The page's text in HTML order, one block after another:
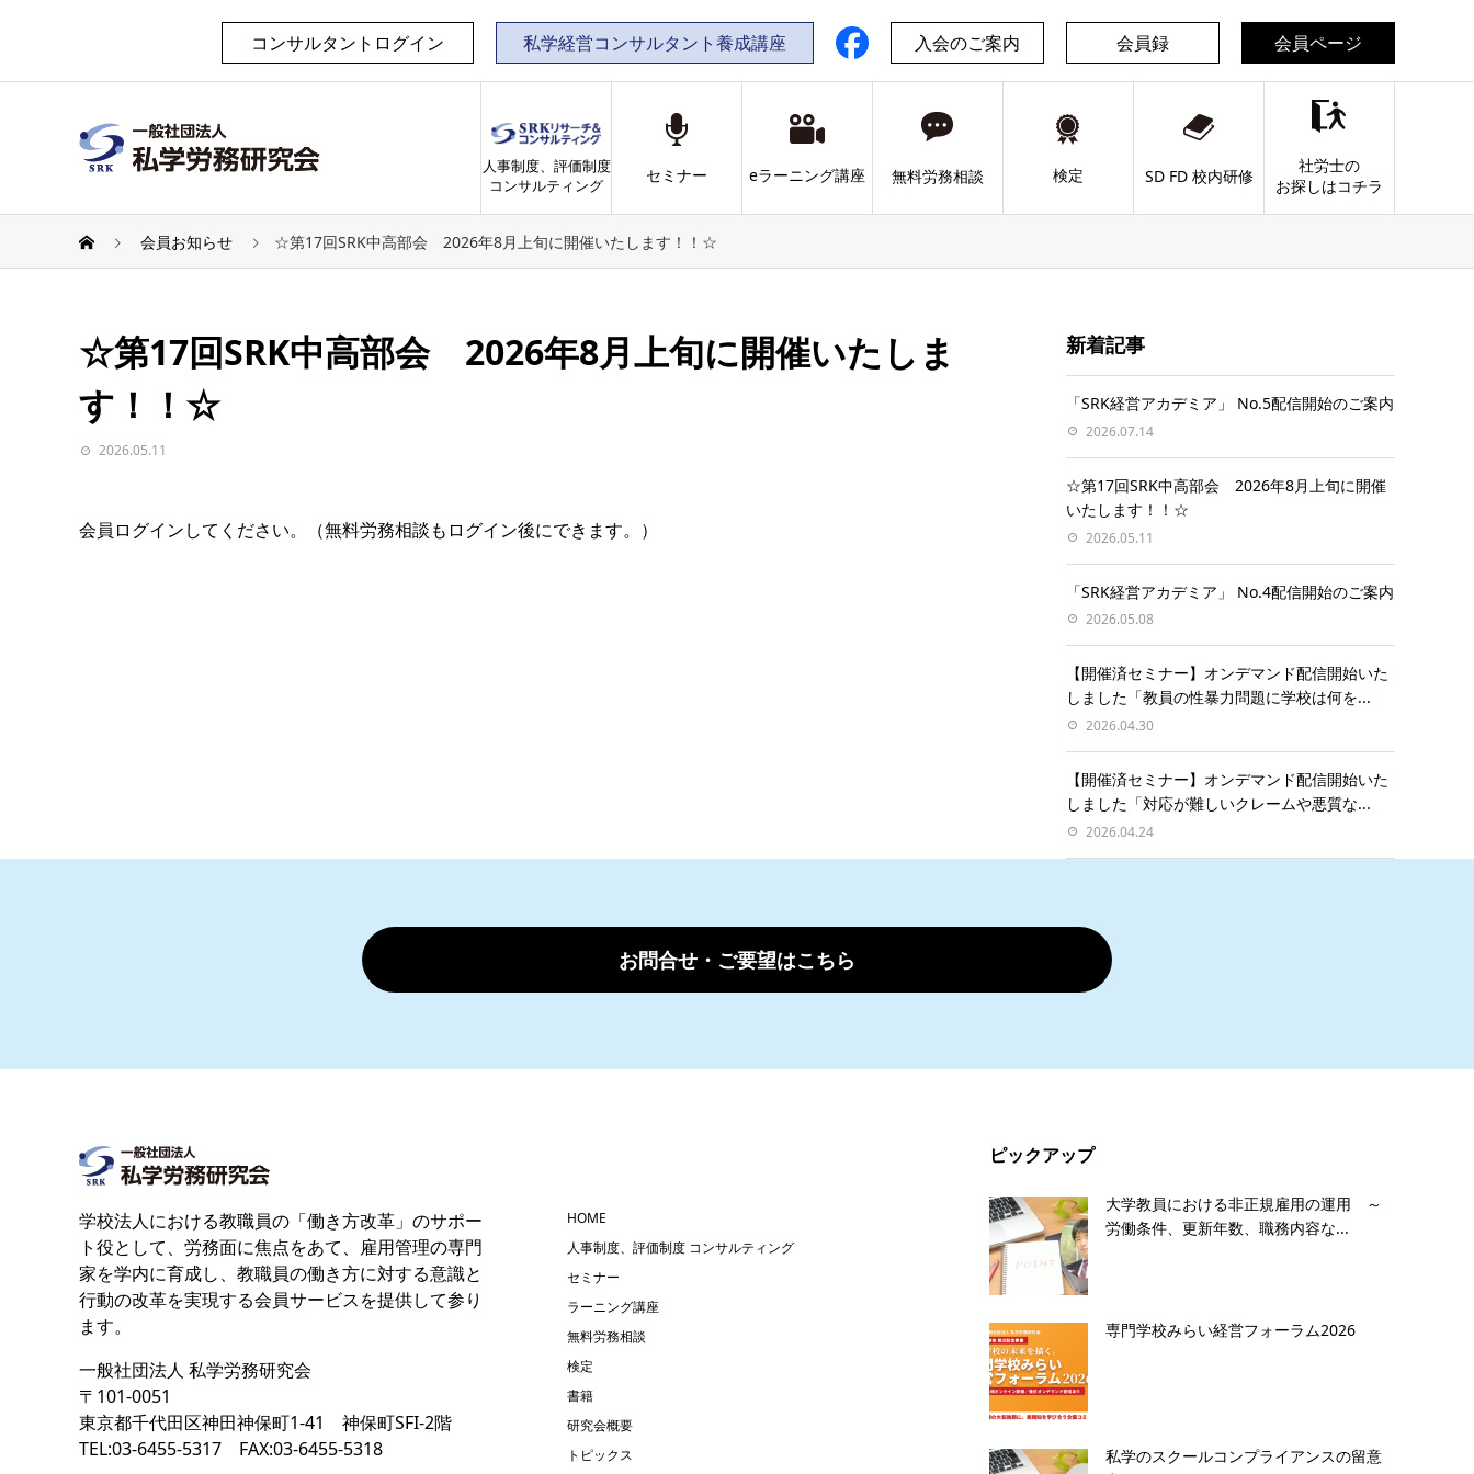
コンサルタントログイン 私学経営コンサルタント養成講座 入会のご案内 会員録 会員ページ
人事制度、評価制度
コンサルティング
セミナー eラーニング講座 無料労務相談 検定 SD FD 校内研修
社労士の
お探しはコチラ
会員お知らせ ☆第17回SRK中高部会 2026年8月上旬に開催いたします！！☆
☆第17回SRK中高部会 2026年8月上旬に開催いたしま
す！！☆
2026.05.11
会員ログインしてください。（無料労務相談もログイン後にできます。）
新着記事
「SRK経営アカデミア」 No.5配信開始のご案内
2026.07.14
☆第17回SRK中高部会 2026年8月上旬に開催
いたします！！☆
2026.05.11
「SRK経営アカデミア」 No.4配信開始のご案内
2026.05.08
【開催済セミナー】オンデマンド配信開始いた
しました「教員の性暴力問題に学校は何を...
2026.04.30
【開催済セミナー】オンデマンド配信開始いた
しました「対応が難しいクレームや悪質な...
2026.04.24
お問合せ・ご要望はこちら
学校法人における教職員の「働き方改革」のサポー
ト役として、労務面に焦点をあて、雇用管理の専門
家を学内に育成し、教職員の働き方に対する意識と
行動の改革を実現する会員サービスを提供して参り
ます。
一般社団法人 私学労務研究会
〒101-0051
東京都千代田区神田神保町1‐41 神保町SFI-2階
TEL:03-6455-5317 FAX:03-6455-5318
HOME
人事制度、評価制度 コンサルティング
セミナー
ラーニング講座
無料労務相談
検定
書籍
研究会概要
トピックス
ピックアップ
大学教員における非正規雇用の運用 ～
労働条件、更新年数、職務内容な...
専門学校みらい経営フォーラム2026
私学のスクールコンプライアンスの留意